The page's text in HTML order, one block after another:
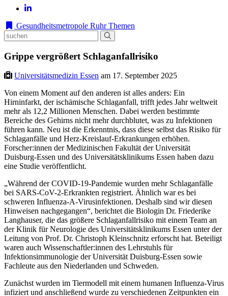
Gesundheitsmetropole Ruhr Themen
Grippe vergrößert Schlaganfallrisiko
Universitätsmedizin Essen am 17. September 2025
Von einem Moment auf den anderen ist alles anders: Ein
Hirninfarkt, der ischämische Schlaganfall, trifft jedes Jahr weltweit
mehr als 12,2 Millionen Menschen. Dabei werden bestimmte
Bereiche des Gehirns nicht mehr durchblutet, was zu Infektionen
führen kann. Neu ist die Erkenntnis, dass diese selbst das Risiko für
Schlaganfälle und Herz-Kreislauf-Erkrankungen erhöhen.
Forscher:innen der Medizinischen Fakultät der Universität
Duisburg-Essen und des Universitätsklinikums Essen haben dazu
eine Studie veröffentlicht.
„Während der COVID-19-Pandemie wurden mehr Schlaganfälle
bei SARS-CoV-2-Erkrankten registriert. Ähnlich war es bei
schweren Influenza-A-Virusinfektionen. Deshalb sind wir diesen
Hinweisen nachgegangen“, berichtet die Biologin Dr. Friederike
Langhauser, die das größere Schlaganfallrisiko mit einem Team an
der Klinik für Neurologie des Universitätsklinikums Essen unter der
Leitung von Prof. Dr. Christoph Kleinschnitz erforscht hat. Beteiligt
waren auch Wissenschaftler:innen des Lehrstuhls für
Infektionsimmunologie der Universität Duisburg-Essen sowie
Fachleute aus den Niederlanden und Schweden.
Zunächst wurden im Tiermodell mit einem humanen Influenza-Virus
infiziert und anschließend wurde zu verschiedenen Zeitpunkten ein